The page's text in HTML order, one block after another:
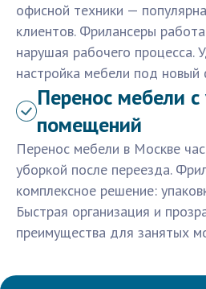
офисной техники —
клиентов. Фрилансеры
нарушая рабочего процесса.
настройка мебели под
Перенос мебели с
помещений
Перенос мебели в Москве
уборкой после переезда.
комплексное решение:
Быстрая организация и
преимущества для занятых